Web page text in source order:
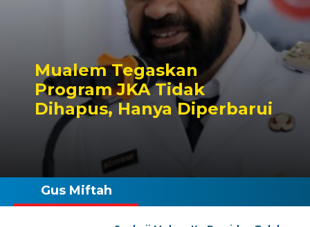
Mualem Tegaskan
Program JKA Tidak
Dihapus, Hanya Diperbarui
Gus Miftah